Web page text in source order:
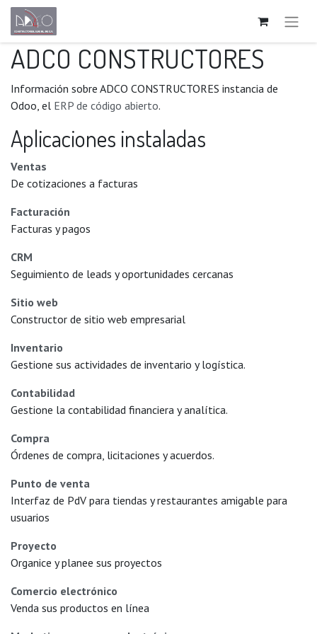
ADCO CONSTRUCTORES
Información sobre ADCO CONSTRUCTORES instancia de
Odoo, el ERP de código abierto.
Aplicaciones instaladas
Ventas
De cotizaciones a facturas
Facturación
Facturas y pagos
CRM
Seguimiento de leads y oportunidades cercanas
Sitio web
Constructor de sitio web empresarial
Inventario
Gestione sus actividades de inventario y logística.
Contabilidad
Gestione la contabilidad financiera y analítica.
Compra
Órdenes de compra, licitaciones y acuerdos.
Punto de venta
Interfaz de PdV para tiendas y restaurantes amigable para
usuarios
Proyecto
Organice y planee sus proyectos
Comercio electrónico
Venda sus productos en línea